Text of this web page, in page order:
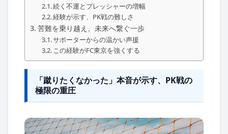
続く不運とプレッシャーの増幅
経験が示す、PK戦の難しさ
苦難を乗り越え、未来へ繋ぐ一歩
サポーターからの温かい声援
この経験がFC東京を強くする
「蹴りたくなかった」本音が示す、PK戦の
極限の重圧